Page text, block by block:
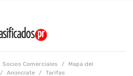
Socios Comerciales /
Mapa del
/ Anúnciate / Tarifas